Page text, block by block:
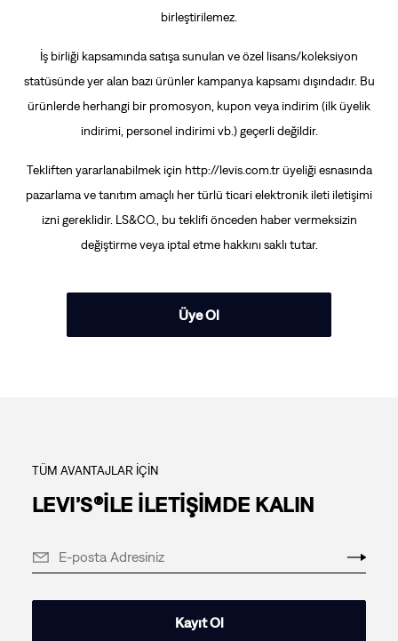
birleştirilemez.
İş birliği kapsamında satışa sunulan ve özel lisans/koleksiyon
statüsünde yer alan bazı ürünler kampanya kapsamı dışındadır. Bu
ürünlerde herhangi bir promosyon, kupon veya indirim (ilk üyelik
indirimi, personel indirimi vb.) geçerli değildir.
Tekliften yararlanabilmek için http://levis.com.trüyeliği esnasında
pazarlama ve tanıtım amaçlı her türlü ticari elektronik ileti iletişimi
izni gereklidir. LS&CO., bu teklifi önceden haber vermeksizin
değiştirme veya iptal etme hakkını saklı tutar.
Üye Ol
TÜM AVANTAJLAR İÇİN
LEVI’S®İLE İLETİŞİMDE KALIN
Kayıt Ol